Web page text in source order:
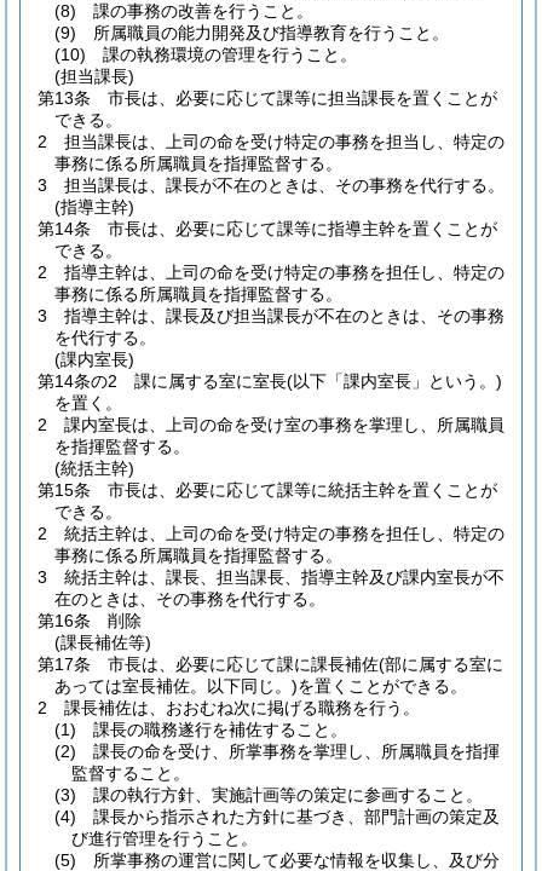
(8)
課の事務の改善を行うこと。
(9)
所属職員の能力開発及び指導教育を行うこと。
(10)
課の執務環境の管理を行うこと。
(担当課長)
第13条
市長は、必要に応じて課等に担当課長を置くことが
できる。
2
担当課長は、上司の命を受け特定の事務を担当し、特定の
事務に係る所属職員を指揮監督する。
3
担当課長は、課長が不在のときは、その事務を代行する。
(指導主幹)
第14条
市長は、必要に応じて課等に指導主幹を置くことが
できる。
2
指導主幹は、上司の命を受け特定の事務を担任し、特定の
事務に係る所属職員を指揮監督する。
3
指導主幹は、課長及び担当課長が不在のときは、その事務
を代行する。
(課内室長)
第14条の2
課に属する室に室長(以下「課内室長」という。)
を置く。
2
課内室長は、上司の命を受け室の事務を掌理し、所属職員
を指揮監督する。
(統括主幹)
第15条
市長は、必要に応じて課等に統括主幹を置くことが
できる。
2
統括主幹は、上司の命を受け特定の事務を担任し、特定の
事務に係る所属職員を指揮監督する。
3
統括主幹は、課長、担当課長、指導主幹及び課内室長が不
在のときは、その事務を代行する。
第16条
削除
(課長補佐等)
第17条
市長は、必要に応じて課に課長補佐(部に属する室に
あっては室長補佐。以下同じ。)を置くことができる。
2
課長補佐は、おおむね次に掲げる職務を行う。
(1)
課長の職務遂行を補佐すること。
(2)
課長の命を受け、所掌事務を掌理し、所属職員を指揮
監督すること。
(3)
課の執行方針、実施計画等の策定に参画すること。
(4)
課長から指示された方針に基づき、部門計画の策定及
び進行管理を行うこと。
(5)
所掌事務の運営に関して必要な情報を収集し、及び分